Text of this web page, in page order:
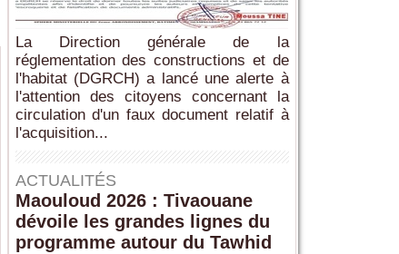
La Direction générale de la
réglementation des constructions et de
l'habitat (DGRCH) a lancé une alerte à
l'attention des citoyens concernant la
circulation d'un faux document relatif à
l'acquisition...
ACTUALITÉS
Maouloud 2026 : Tivaouane
dévoile les grandes lignes du
programme autour du Tawhid